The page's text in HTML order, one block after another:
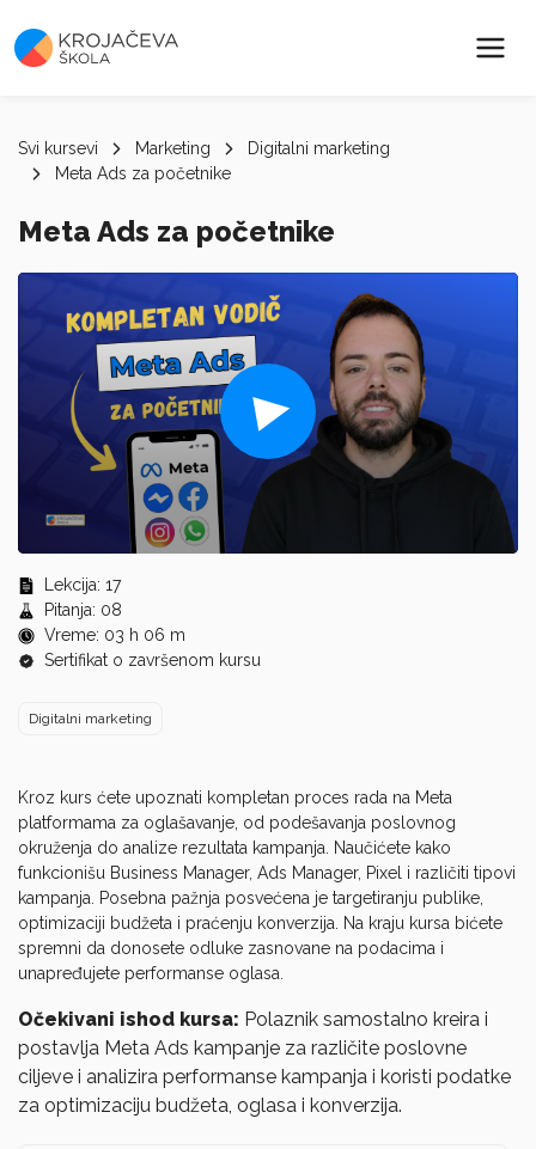
Svi kursevi Marketing
Digitalni marketing
Meta Ads za početnike
Meta Ads za početnike
seconds
of
0
seconds
Lekcija: 17
Pitanja: 08
Vreme: 03 h 06 m
Sertifikat o završenom kursu
Digitalni marketing
Kroz kurs ćete upoznati kompletan proces rada na Meta
platformama za oglašavanje, od podešavanja poslovnog
okruženja do analize rezultata kampanja. Naučićete kako
funkcionišu Business Manager, Ads Manager, Pixel i različiti tipovi
kampanja. Posebna pažnja posvećena je targetiranju publike,
optimizaciji budžeta i praćenju konverzija. Na kraju kursa bićete
spremni da donosete odluke zasnovane na podacima i
unapređujete performanse oglasa.
Očekivani ishod kursa: Polaznik samostalno kreira i
postavlja Meta Ads kampanje za različite poslovne
ciljeve i analizira performanse kampanja i koristi podatke
za optimizaciju budžeta, oglasa i konverzija.